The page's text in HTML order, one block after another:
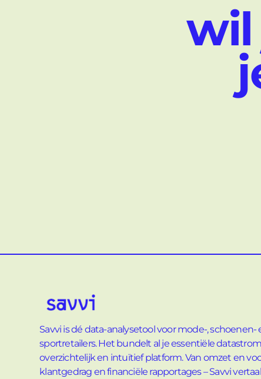
wil
Savvi is dé data-analysetool voor mode-, schoenen-
sportretailers. Het bundelt al je essentiële
overzichtelijk en intuïtief platform. Van omzet en
klantgedrag en financiële rapportages – Savvi